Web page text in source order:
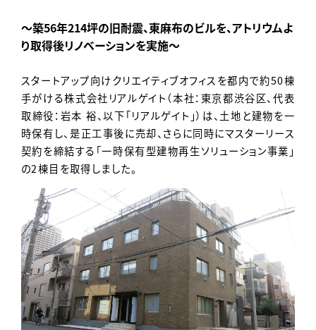
〜築56年214坪の旧耐震、東麻布のビルを、アトリウムよ
り取得後リノベーションを実施～
スタートアップ向けクリエイティブオフィスを都内で約50棟
手がける株式会社リアルゲイト（本社：東京都渋谷区、代表
取締役：岩本 裕、以下「リアルゲイト」）は、土地と建物を一
時保有し、是正工事後に売却、さらに同時にマスターリース
契約を締結する「一時保有型建物再生ソリューション事業」
の2棟目を取得しました。
Contact